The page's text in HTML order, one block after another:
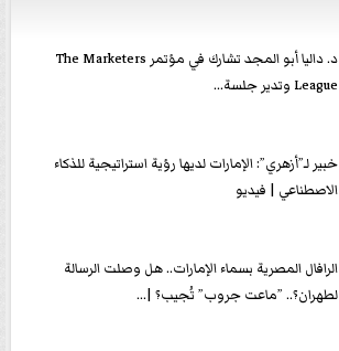
د. داليا أبو المجد تشارك في مؤتمر The Marketers
League وتدير جلسة...
خبير لـ”أزهري”: الإمارات لديها رؤية استراتيجية للذكاء
الاصطناعي | فيديو
الرافال المصرية بسماء الإمارات.. هل وصلت الرسالة
لطهران؟.. ”ماعت جروب” تُجيب؟ |...